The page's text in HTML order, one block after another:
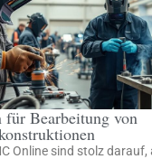
für Bearbeitung von
Online sind stolz